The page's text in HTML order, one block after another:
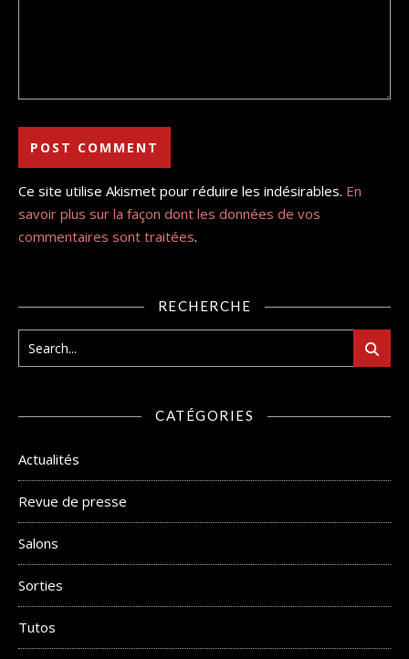
Ce site utilise Akismet pour réduire les indésirables. En
savoir plus sur la façon dont les données de vos
commentaires sont traitées.
RECHERCHE
CATÉGORIES
Actualités
Revue de presse
Salons
Sorties
Tutos